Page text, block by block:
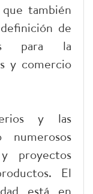
también
de
para la
y comercio
y las
numerosos
proyectos
El
está en